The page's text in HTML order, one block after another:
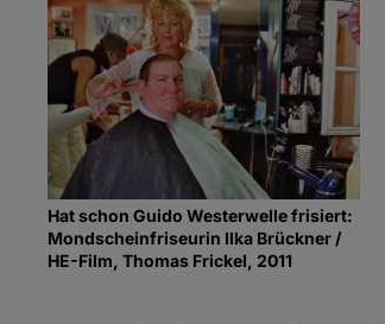
Hat schon Guido Westerwelle frisiert:
Mondscheinfriseurin Ilka Brückner /
HE-Film, Thomas Frickel, 2011